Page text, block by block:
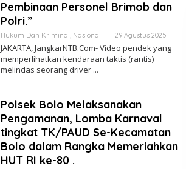
Pembinaan Personel Brimob dan
Polri.”
Hukum Dan Kriminal, Nasional 29 Agustus 2025Oleh
NTB
JAKARTA, JangkarNTB.Com- Video pendek yang
memperlihatkan kendaraan taktis (rantis)
melindas seorang driver
Polsek Bolo Melaksanakan
Pengamanan, Lomba Karnaval
tingkat TK/PAUD Se-Kecamatan
Bolo dalam Rangka Memeriahkan
HUT RI ke-80 .